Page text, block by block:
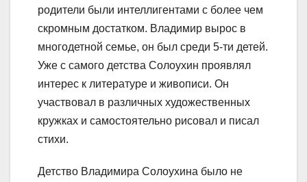
родители были интеллигентами с более чем
скромным достатком. Владимир вырос в
многодетной семье, он был среди 5-ти детей.
Уже с самого детства Солоухин проявлял
интерес к литературе и живописи. Он
участвовал в различных художественных
кружках и самостоятельно рисовал и писал
стихи.
Детство Владимира Солоухина было не